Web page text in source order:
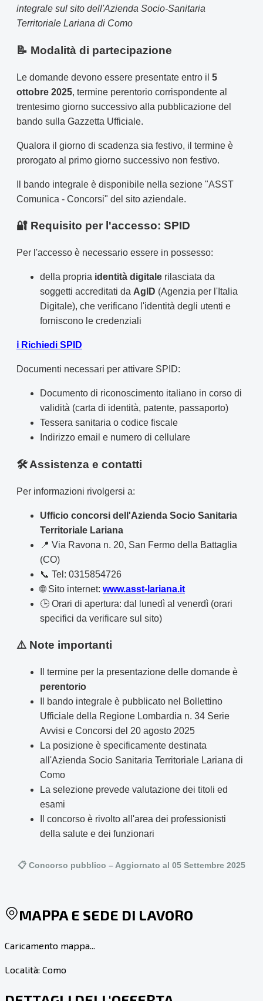
integrale sul sito dell'Azienda Socio-Sanitaria
Territoriale Lariana di Como
📝 Modalità di partecipazione
Le domande devono essere presentate entro il 5
ottobre 2025, termine perentorio corrispondente al
trentesimo giorno successivo alla pubblicazione del
bando sulla Gazzetta Ufficiale.
Qualora il giorno di scadenza sia festivo, il termine è
prorogato al primo giorno successivo non festivo.
Il bando integrale è disponibile nella sezione "ASST
Comunica - Concorsi" del sito aziendale.
🔐 Requisito per l'accesso: SPID
Per l'accesso è necessario essere in possesso:
della propria identità digitale rilasciata da
soggetti accreditati da AgID (Agenzia per l'Italia
Digitale), che verificano l'identità degli utenti e
forniscono le credenziali
ℹ️ Richiedi SPID
Documenti necessari per attivare SPID:
Documento di riconoscimento italiano in corso di
validità (carta di identità, patente, passaporto)
Tessera sanitaria o codice fiscale
Indirizzo email e numero di cellulare
🛠️ Assistenza e contatti
Per informazioni rivolgersi a:
Ufficio concorsi dell'Azienda Socio Sanitaria
Territoriale Lariana
📍 Via Ravona n. 20, San Fermo della Battaglia
(CO)
📞 Tel: 0315854726
🌐 Sito internet: www.asst-lariana.it
🕒 Orari di apertura: dal lunedì al venerdì (orari
specifici da verificare sul sito)
⚠️ Note importanti
Il termine per la presentazione delle domande è
perentorio
Il bando integrale è pubblicato nel Bollettino
Ufficiale della Regione Lombardia n. 34 Serie
Avvisi e Concorsi del 20 agosto 2025
La posizione è specificamente destinata
all'Azienda Socio Sanitaria Territoriale Lariana di
Como
La selezione prevede valutazione dei titoli ed
esami
Il concorso è rivolto all'area dei professionisti
della salute e dei funzionari
📋 Concorso pubblico – Aggiornato al 05 Settembre 2025
MAPPA E SEDE DI LAVORO
Caricamento mappa...
Località: Como